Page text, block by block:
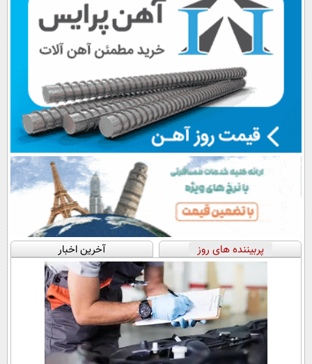
پربیننده های روز آخرین اخبار